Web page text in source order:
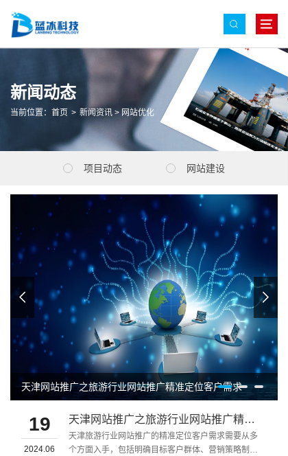
新闻动态
当前位置： 首页 > 新闻资讯 > 网站优化
项目动态 网站建设
网站优化 网站制作
网站策划 网站设计
公司新闻
天津网站推广之旅游行业网站推广精准定位客户需求
19
2024.06
天津网站推广之旅游行业网站推广精准定位客户需求
天津旅游行业网站推广的精准定位客户需求需要从多
个方面入手，包括明确目标客户群体、营销策略制